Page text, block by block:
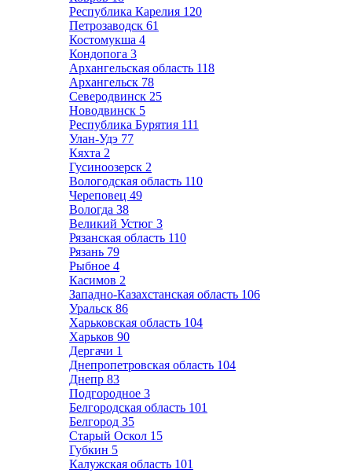
Республика Карелия 120
Петрозаводск 61
Костомукша 4
Кондопога 3
Архангельская область 118
Архангельск 78
Северодвинск 25
Новодвинск 5
Республика Бурятия 111
Улан-Удэ 77
Кяхта 2
Гусиноозерск 2
Вологодская область 110
Череповец 49
Вологда 38
Великий Устюг 3
Рязанская область 110
Рязань 79
Рыбное 4
Касимов 2
Западно-Казахстанская область 106
Уральск 86
Харьковская область 104
Харьков 90
Дергачи 1
Днепропетровская область 104
Днепр 83
Подгородное 3
Белгородская область 101
Белгород 35
Старый Оскол 15
Губкин 5
Калужская область 101